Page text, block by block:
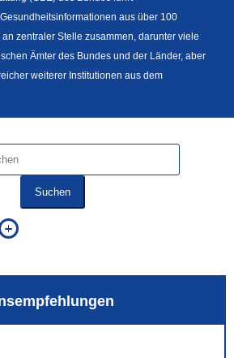
aus über 100
zentraler Stelle zusammen, darunter viele
Ämter des Bundes und der Länder, aber
weiterer Institutionen aus dem
Suchen
suchen (Volltextsuche)